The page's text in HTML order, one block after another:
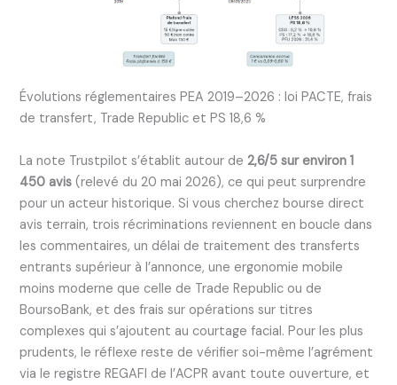
Évolutions réglementaires PEA 2019–2026 : loi PACTE, frais
de transfert, Trade Republic et PS 18,6 %
La note Trustpilot s’établit autour de2,6/5 sur environ 1
450 avis (relevé du 20 mai 2026), ce qui peut surprendre
pour un acteur historique. Si vous cherchez bourse direct
avis terrain, trois récriminations reviennent en boucle dans
les commentaires, un délai de traitement des transferts
entrants supérieur à l’annonce, une ergonomie mobile
moins moderne que celle de Trade Republic ou de
BoursoBank, et des frais sur opérations sur titres
complexes qui s’ajoutent au courtage facial. Pour les plus
prudents, le réflexe reste de vérifier soi-même l’agrément
via le registre REGAFI de l’ACPR avant toute ouverture, et